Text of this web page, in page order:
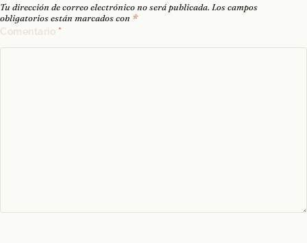
Tu dirección de correo electrónico no será publicada. Los campos
obligatorios están marcados con *
Comentario *